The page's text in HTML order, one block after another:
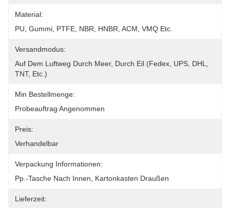
Material:
PU, Gummi, PTFE, NBR, HNBR, ACM, VMQ Etc.
Versandmodus:
Auf Dem Luftweg Durch Meer, Durch Eil (Fedex, UPS, DHL,
TNT, Etc.)
Min Bestellmenge:
Probeauftrag Angenommen
Preis:
Verhandelbar
Verpackung Informationen:
Pp.-Tasche Nach Innen, Kartonkasten Draußen
Lieferzeit: